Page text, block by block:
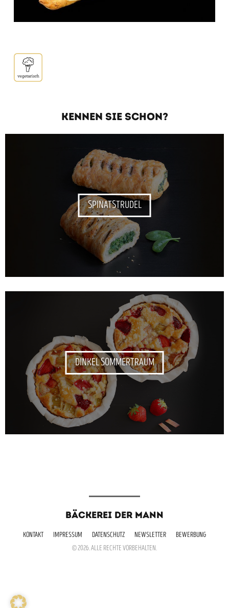
KENNEN SIE SCHON?
SPINATSTRUDEL
DINKEL SOMMERTRAUM
BÄCKEREI DER MANN
KONTAKT IMPRESSUM DATENSCHUTZ NEWSLETTER
BEWERBUNG
© 2026. ALLE RECHTE VORBEHALTEN.